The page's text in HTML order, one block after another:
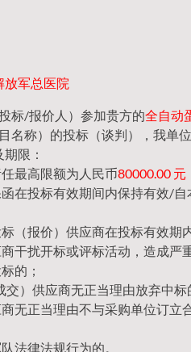
放军总医院
投标/报价人）参加贵方的全自动
名称）的投标（谈判），我单
限：
最高限额为人民币80000.00 元
在投标有效期间内保持有效/
（报价）供应商在投标有效期
干扰开标或评标活动，造成严
的；
）供应商无正当理由放弃中标
无正当理由不与采购单位订
法律法规行为的。